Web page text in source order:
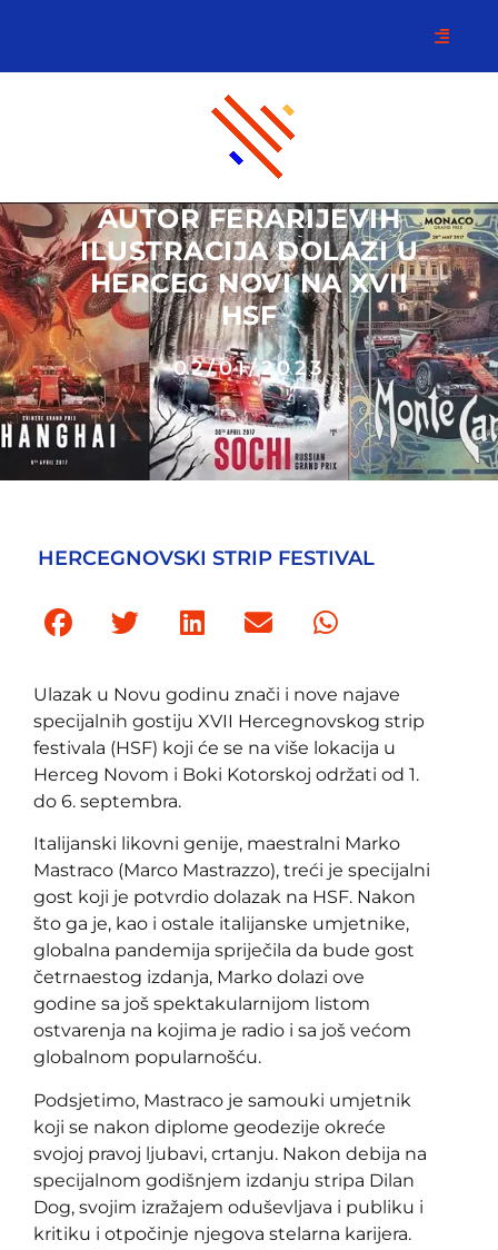
AUTOR FERARIJEVIH
ILUSTRACIJA DOLAZI U
HERCEG NOVI NA XVII
HSF
02/01/2023
HERCEGNOVSKI STRIP FESTIVAL
Ulazak u Novu godinu znači i nove najave
specijalnih gostiju XVII Hercegnovskog strip
festivala (HSF) koji će se na više lokacija u
Herceg Novom i Boki Kotorskoj održati od 1.
do 6. septembra.
Italijanski likovni genije, maestralni Marko
Mastraco (Marco Mastrazzo), treći je specijalni
gost koji je potvrdio dolazak na HSF. Nakon
što ga je, kao i ostale italijanske umjetnike,
globalna pandemija spriječila da bude gost
četrnaestog izdanja, Marko dolazi ove
godine sa još spektakularnijom listom
ostvarenja na kojima je radio i sa još većom
globalnom popularnošću.
Podsjetimo, Mastraco je samouki umjetnik
koji se nakon diplome geodezije okreće
svojoj pravoj ljubavi, crtanju. Nakon debija na
specijalnom godišnjem izdanju stripa Dilan
Dog, svojim izražajem oduševljava i publiku i
kritiku i otpočinje njegova stelarna karijera.